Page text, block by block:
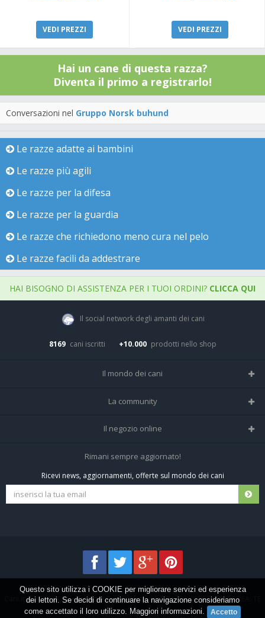
VEDI PREZZI VEDI PREZZI
Hai un cane di questa razza?
Diventa il primo a registrarlo!
Conversazioni nel Gruppo Norsk buhund
Le razze adatte ai bambini
Le razze più agili
Le razze per la difesa
Le razze per la guardia
Le razze che richiedono meno cura nel pelo
Le razze facili da addestrare
HAI BISOGNO DI ASSISTENZA PER I TUOI ORDINI? CLICCA QUI
Il social network degli amanti dei cani
8169 cani iscritti +10.000 prodotti nello shop
Il mondo dei cani
Tutte le razze
La community
Home
Tutti i cani iscritti
Il negozio online
Negozio per cani
Spedizioni e resi
Rimani sempre aggiornato!
Ricevi news, aggiornamenti, offerte sul mondo dei cani
Cani.it © 2013-2026 •Privacy•Frezza Network S.R.L. P.I. 01821400676 REA: TE
155907 - Tutti i diritti riservati
Questo sito utilizza i COOKIE per migliorare servizi ed esperienza
dei lettori. Se decidi di continuare la navigazione consideriamo
come accettato il loro utilizzo. Maggiori informazioni.